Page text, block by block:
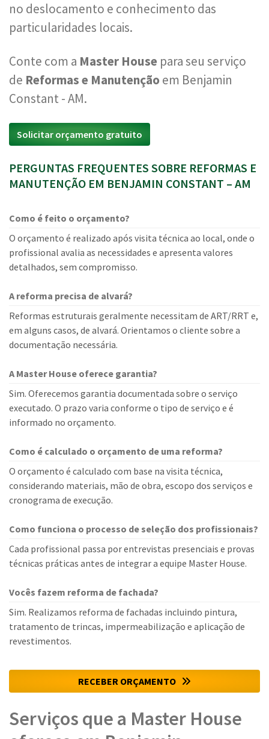
no deslocamento e conhecimento das
particularidades locais.
Conte com a Master House para seu serviço
de Reformas e Manutenção em Benjamin
Constant - AM.
Solicitar orçamento gratuito
PERGUNTAS FREQUENTES SOBRE REFORMAS E
MANUTENÇÃO EM BENJAMIN CONSTANT – AM
Como é feito o orçamento?
O orçamento é realizado após visita técnica ao local, onde o
profissional avalia as necessidades e apresenta valores
detalhados, sem compromisso.
A reforma precisa de alvará?
Reformas estruturais geralmente necessitam de ART/RRT e,
em alguns casos, de alvará. Orientamos o cliente sobre a
documentação necessária.
A Master House oferece garantia?
Sim. Oferecemos garantia documentada sobre o serviço
executado. O prazo varia conforme o tipo de serviço e é
informado no orçamento.
Como é calculado o orçamento de uma reforma?
O orçamento é calculado com base na visita técnica,
considerando materiais, mão de obra, escopo dos serviços e
cronograma de execução.
Como funciona o processo de seleção dos profissionais?
Cada profissional passa por entrevistas presenciais e provas
técnicas práticas antes de integrar a equipe Master House.
Vocês fazem reforma de fachada?
Sim. Realizamos reforma de fachadas incluindo pintura,
tratamento de trincas, impermeabilização e aplicação de
revestimentos.
RECEBER ORÇAMENTO
Serviços que a Master House